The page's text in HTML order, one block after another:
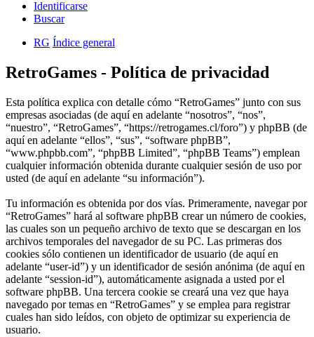
Identificarse
Buscar
RG Índice general
RetroGames - Política de privacidad
Esta política explica con detalle cómo “RetroGames” junto con sus
empresas asociadas (de aquí en adelante “nosotros”, “nos”,
“nuestro”, “RetroGames”, “https://retrogames.cl/foro”) y phpBB (de
aquí en adelante “ellos”, “sus”, “software phpBB”,
“www.phpbb.com”, “phpBB Limited”, “phpBB Teams”) emplean
cualquier información obtenida durante cualquier sesión de uso por
usted (de aquí en adelante “su información”).
Tu información es obtenida por dos vías. Primeramente, navegar por
“RetroGames” hará al software phpBB crear un número de cookies,
las cuales son un pequeño archivo de texto que se descargan en los
archivos temporales del navegador de su PC. Las primeras dos
cookies sólo contienen un identificador de usuario (de aquí en
adelante “user-id”) y un identificador de sesión anónima (de aquí en
adelante “session-id”), automáticamente asignada a usted por el
software phpBB. Una tercera cookie se creará una vez que haya
navegado por temas en “RetroGames” y se emplea para registrar
cuales han sido leídos, con objeto de optimizar su experiencia de
usuario.